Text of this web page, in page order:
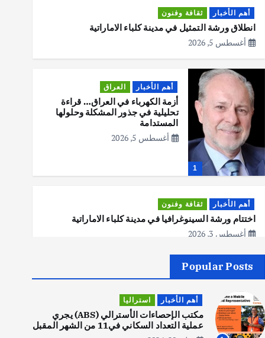
أهم الأخبار ثقافة وفنون
انطلاق ورشة التمثيل في مدينة كلباء الاماراتية
أغسطس 5, 2026
1
أهم الأخبار العراق
أزمة الكهرباء في العراق… قراءة
تحليلية في جذور المشكلة وحلولها
المستدامة
أغسطس 5, 2026
أهم الأخبار ثقافة وفنون
اختتام ورشة السينوغرافيا في مدينة كلباء الاماراتية
أغسطس 3, 2026
أهم الأخبار جاليات غير مصنف
قصة نجاح العراقي عمر الشمري الذي
اصبح بطلاً لأستراليا بلعبة كمال
الاجسام
يوليو 30, 2026
Popular Posts
أهم الأخبار استراليا
مكتب الإحصاءات الأسترالي (ABS) يجري
عملية التعداد السكاني في11 من الشهر المقبل